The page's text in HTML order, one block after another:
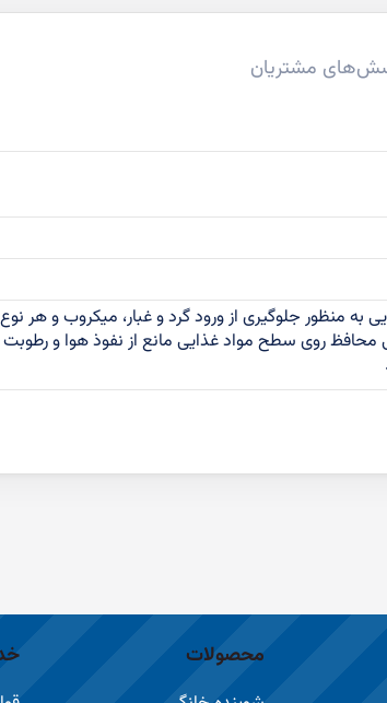
به منظور جلوگیری از ورود گرد و غبار، میکروب و هر
روی سطح مواد غذایی مانع از نفوذ هوا و
مشتریان
محصولات